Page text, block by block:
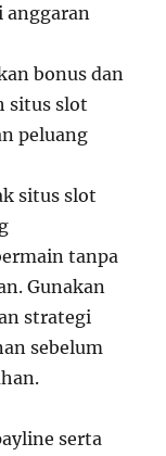
bonus dan
situs slot
peluang
situs slot
tanpa
Gunakan
strategi
sebelum
serta